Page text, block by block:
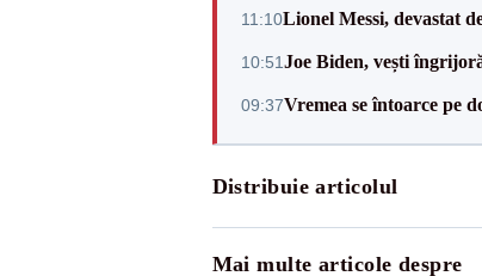
11:10Lionel Messi, devastat
10:51Joe Biden, vești
09:37Vremea se întoarce pe
Distribuie articolul
Mai multe articole despre